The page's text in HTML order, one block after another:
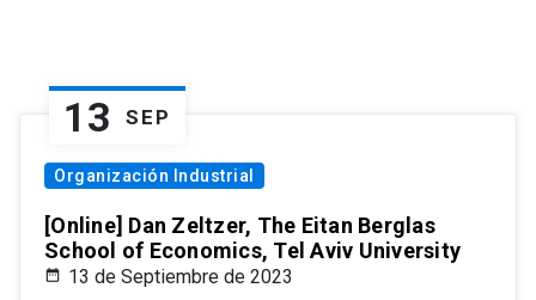
13 SEP
Organización Industrial
[Online] Dan Zeltzer, The Eitan Berglas
School of Economics, Tel Aviv University
13 de Septiembre de 2023